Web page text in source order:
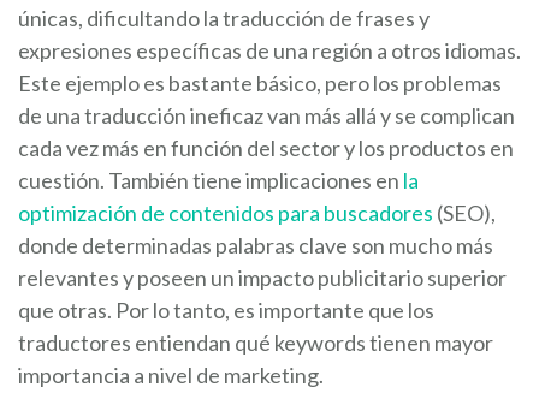
únicas, dificultando la traducción de frases y
expresiones específicas de una región a otros idiomas.
Este ejemplo es bastante básico, pero los problemas
de una traducción ineficaz van más allá y se complican
cada vez más en función del sector y los productos en
cuestión. También tiene implicaciones en la
optimización de contenidos para buscadores (SEO),
donde determinadas palabras clave son mucho más
relevantes y poseen un impacto publicitario superior
que otras. Por lo tanto, es importante que los
traductores entiendan qué keywords tienen mayor
importancia a nivel de marketing.